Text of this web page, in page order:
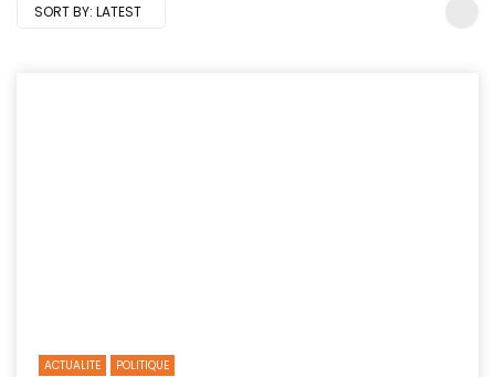
SORT BY: LATEST
ACTUALITE POLITIQUE